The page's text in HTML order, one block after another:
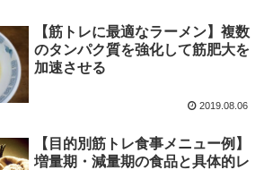
【筋トレに最適なラーメン】複数
のタンパク質を強化して筋肥大を
加速させる
2019.08.06
【目的別筋トレ食事メニュー例】
増量期・減量期の食品と具体的レ